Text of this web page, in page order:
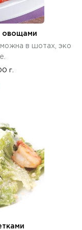
овощами
в шотах, эко
г.